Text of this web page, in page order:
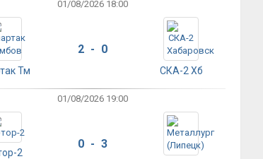
01/08/2026 18:00
Тм
2 - 0
СКА-2 Хб
01/08/2026 19:00
2
0 - 3